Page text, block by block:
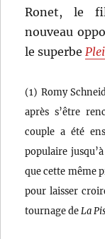
Ronet, le
nouveau
le superbe
(1) Romy
après s’être
couple a été
populaire
que cette même
pour laisser
tournage de La